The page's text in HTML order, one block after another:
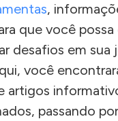
,
que você possa
desafios em sua
você
artigos
passando